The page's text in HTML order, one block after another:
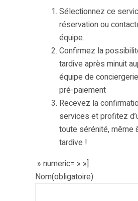
Sélectionnez ce
réservation ou
équipe.
Confirmez la
tardive après minuit
équipe de
pré-paiement
Recevez la
services et profitez
toute sérénité, même
tardive !
» numeric= » »]
Nom(obligatoire)